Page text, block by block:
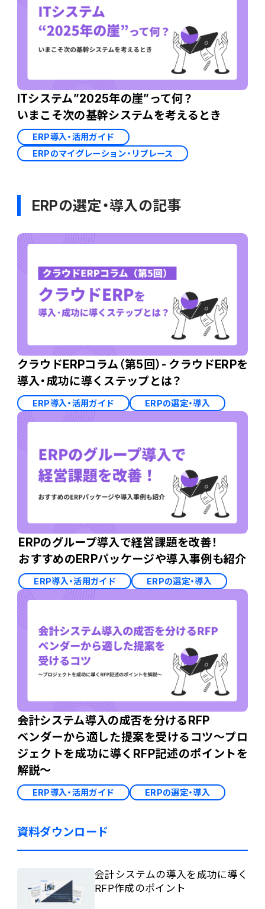
ITシステム”2025年の崖”って何？
いまこそ次の基幹システムを考えるとき
ERP導入・活用ガイド
ERPのマイグレーション・リプレース
ERPの選定・導入の記事
クラウドERPコラム（第5回）- クラウドERPを
導入・成功に導くステップとは？
ERP導入・活用ガイド ERPの選定・導入
ERPのグループ導入で経営課題を改善！
おすすめのERPパッケージや導入事例も紹介
ERP導入・活用ガイド ERPの選定・導入
会計システム導入の成否を分けるRFP
ベンダーから適した提案を受けるコツ～プロ
ジェクトを成功に導くRFP記述のポイントを
解説～
ERP導入・活用ガイド ERPの選定・導入
資料ダウンロード
会計システムの導入を成功に導く
RFP作成のポイント